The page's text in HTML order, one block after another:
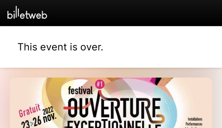
This event is over.